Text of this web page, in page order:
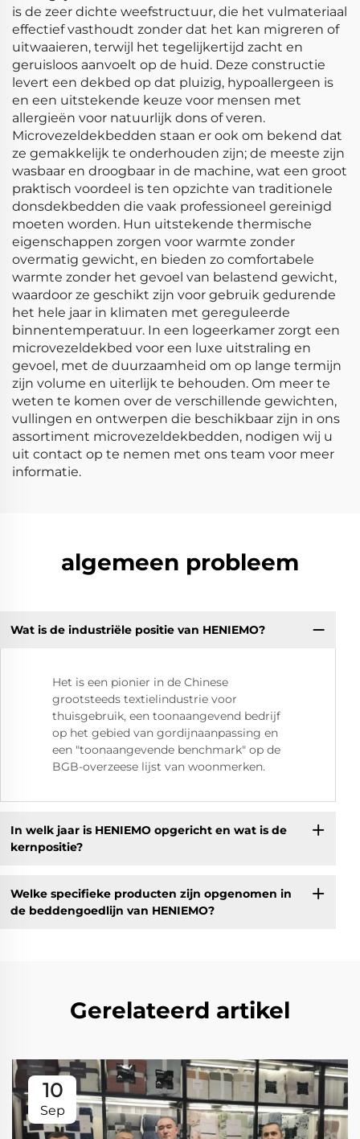
is de zeer dichte weefstructuur, die het vulmateriaal
effectief vasthoudt zonder dat het kan migreren of
uitwaaieren, terwijl het tegelijkertijd zacht en
geruisloos aanvoelt op de huid. Deze constructie
levert een dekbed op dat pluizig, hypoallergeen is
en een uitstekende keuze voor mensen met
allergieën voor natuurlijk dons of veren.
Microvezeldekbedden staan er ook om bekend dat
ze gemakkelijk te onderhouden zijn; de meeste zijn
wasbaar en droogbaar in de machine, wat een groot
praktisch voordeel is ten opzichte van traditionele
donsdekbedden die vaak professioneel gereinigd
moeten worden. Hun uitstekende thermische
eigenschappen zorgen voor warmte zonder
overmatig gewicht, en bieden zo comfortabele
warmte zonder het gevoel van belastend gewicht,
waardoor ze geschikt zijn voor gebruik gedurende
het hele jaar in klimaten met gereguleerde
binnentemperatuur. In een logeerkamer zorgt een
microvezeldekbed voor een luxe uitstraling en
gevoel, met de duurzaamheid om op lange termijn
zijn volume en uiterlijk te behouden. Om meer te
weten te komen over de verschillende gewichten,
vullingen en ontwerpen die beschikbaar zijn in ons
assortiment microvezeldekbedden, nodigen wij u
uit contact op te nemen met ons team voor meer
informatie.
algemeen probleem
Wat is de industriële positie van HENIEMO?
Het is een pionier in de Chinese
grootsteeds textielindustrie voor
thuisgebruik, een toonaangevend bedrijf
op het gebied van gordijnaanpassing en
een "toonaangevende benchmark" op de
BGB-overzeese lijst van woonmerken.
In welk jaar is HENIEMO opgericht en wat is de
kernpositie?
Welke specifieke producten zijn opgenomen in
de beddengoedlijn van HENIEMO?
Gerelateerd artikel
10
Sep